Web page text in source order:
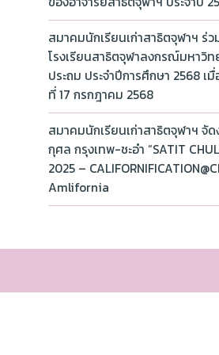
สมาคมนักเรียนเก่าสาธิตจุฬาฯ ร่
โรงเรียนสาธิตจุฬาลงกรณ์มหาวิ
ประถม ประจำปีการศึกษา 2568
ที่ 17 กรกฎาคม 2568
สมาคมนักเรียนเก่าสาธิตจุฬาฯ จั
กุศล กรุงเทพ-ชะอำ “SATIT
2025 –
Amlifornia